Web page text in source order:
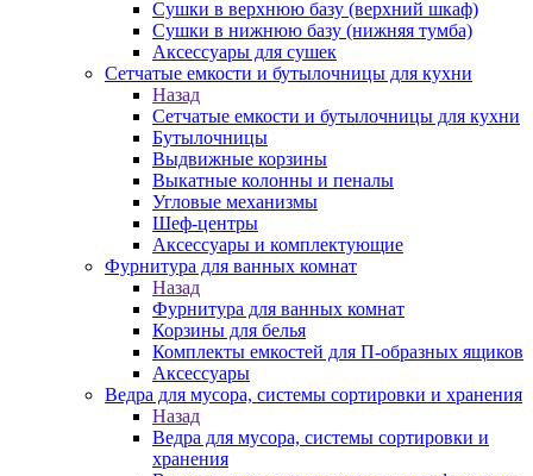
Сушки в верхнюю базу (верхний шкаф)
Сушки в нижнюю базу (нижняя тумба)
Аксессуары для сушек
Сетчатые емкости и бутылочницы для кухни
Назад
Сетчатые емкости и бутылочницы для кухни
Бутылочницы
Выдвижные корзины
Выкатные колонны и пеналы
Угловые механизмы
Шеф-центры
Аксессуары и комплектующие
Фурнитура для ванных комнат
Назад
Фурнитура для ванных комнат
Корзины для белья
Комплекты емкостей для П-образных ящиков
Аксессуары
Ведра для мусора, системы сортировки и хранения
Назад
Ведра для мусора, системы сортировки и
хранения